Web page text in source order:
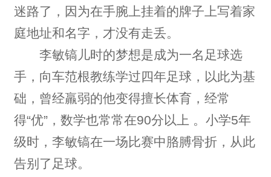
迷路了，因为在手腕上挂着的牌子上写着家
庭地址和名字，才没有走丢。
李敏镐儿时的梦想是成为一名足球选
手，向车范根教练学过四年足球，以此为基
础，曾经羸弱的他变得擅长体育，经常
得“优”，数学也常常在90分以上 。小学5年
级时，李敏镐在一场比赛中胳膊骨折，从此
告别了足球。